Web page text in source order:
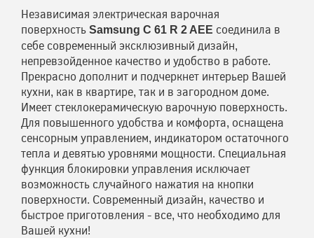
Независимая электрическая варочная
поверхность Samsung C 61 R 2 AEE соединила в
себе современный эксклюзивный дизайн,
непревзойденное качество и удобство в работе.
Прекрасно дополнит и подчеркнет интерьер Вашей
кухни, как в квартире, так и в загородном доме.
Имеет стеклокерамическую варочную поверхность.
Для повышенного удобства и комфорта, оснащена
сенсорным управлением, индикатором остаточного
тепла и девятью уровнями мощности. Специальная
функция блокировки управления исключает
возможность случайного нажатия на кнопки
поверхности. Современный дизайн, качество и
быстрое приготовления - все, что необходимо для
Вашей кухни!